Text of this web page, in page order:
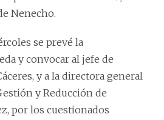
Nenecho.
se prevé la
y convocar al jefe de
y a la directora general
y Reducción de
por los cuestionados